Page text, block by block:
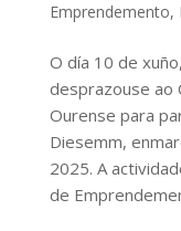
Emprendemento,
O día 10 de
desprazouse ao
Ourense para
Diesemm,
2025. A
de